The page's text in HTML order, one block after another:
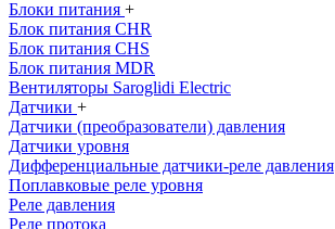
Блоки питания +
Блок питания CHR
Блок питания CHS
Блок питания MDR
Вентиляторы Saroglidi Electric
Датчики +
Датчики (преобразователи) давления
Датчики уровня
Дифференциальные датчики-реле давления
Поплавковые реле уровня
Реле давления
Реле протока